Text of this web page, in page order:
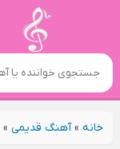
خانه»آهنگ قدیمی»